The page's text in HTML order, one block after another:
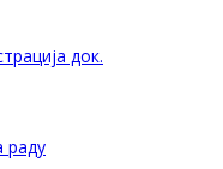
док.
раду